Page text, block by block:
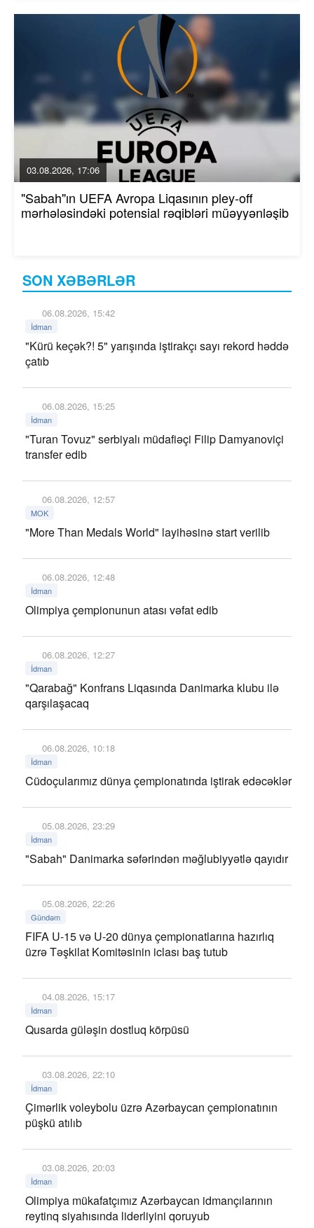
SON XƏBƏRLƏR
06.08.2026, 15:42
İdman
"Kürü keçək?! 5" yarışında iştirakçı sayı rekord həddə
çatıb
06.08.2026, 15:25
İdman
"Turan Tovuz" serbiyalı müdafiəçi Filip Damyanoviçi
transfer edib
06.08.2026, 12:57
MOK
"More Than Medals World" layihəsinə start verilib
06.08.2026, 12:48
İdman
Olimpiya çempionunun atası vəfat edib
06.08.2026, 12:27
İdman
"Qarabağ" Konfrans Liqasında Danimarka klubu ilə
qarşılaşacaq
06.08.2026, 10:18
İdman
Cüdoçularımız dünya çempionatında iştirak edəcəklər
05.08.2026, 23:29
İdman
"Sabah" Danimarka səfərindən məğlubiyyətlə qayıdır
05.08.2026, 22:26
Gündəm
FIFA U-15 və U-20 dünya çempionatlarına hazırlıq
üzrə Təşkilat Komitəsinin iclası baş tutub
04.08.2026, 15:17
İdman
Qusarda güləşin dostluq körpüsü
03.08.2026, 22:10
İdman
Çimərlik voleybolu üzrə Azərbaycan çempionatının
püşkü atılıb
03.08.2026, 20:03
İdman
Olimpiya mükafatçımız Azərbaycan idmançılarının
reytinq siyahısında liderliyini qoruyub
03.08.2026, 17:06
"Sabah"ın UEFA Avropa Liqasının pley-off
mərhələsindəki potensial rəqibləri müəyyənləşib